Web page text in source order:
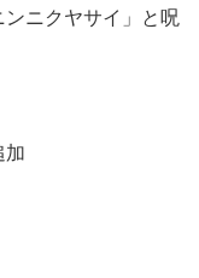
ニクヤサイ」と呪
加